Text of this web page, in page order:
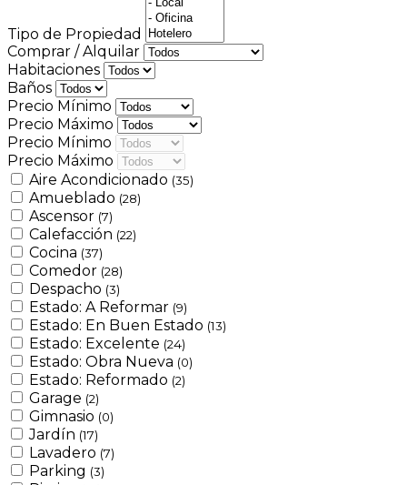
Tipo de Propiedad
Comprar / Alquilar
Habitaciones
Baños
Precio Mínimo
Precio Máximo
Precio Mínimo
Precio Máximo
Aire Acondicionado (35)
Amueblado (28)
Ascensor (7)
Calefacción (22)
Cocina (37)
Comedor (28)
Despacho (3)
Estado: A Reformar (9)
Estado: En Buen Estado (13)
Estado: Excelente (24)
Estado: Obra Nueva (0)
Estado: Reformado (2)
Garage (2)
Gimnasio (0)
Jardín (17)
Lavadero (7)
Parking (3)